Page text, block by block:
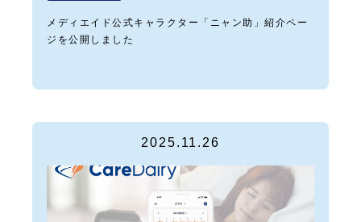
メディエイド公式キャラクター「ニャン助」紹介ペー
ジを公開しました
2025.11.26